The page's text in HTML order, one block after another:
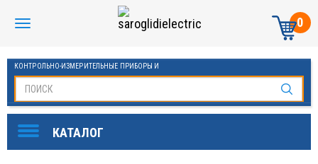
0
КОНТРОЛЬНО-ИЗМЕРИТЕЛЬНЫЕ ПРИБОРЫ И